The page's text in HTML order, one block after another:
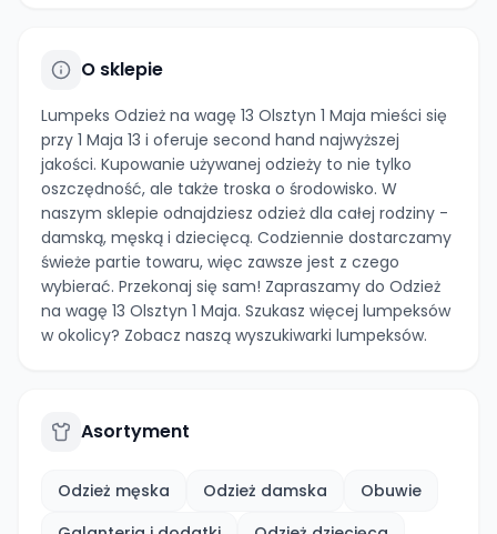
O sklepie
Lumpeks Odzież na wagę 13 Olsztyn 1 Maja mieści się
przy 1 Maja 13 i oferuje second hand najwyższej
jakości. Kupowanie używanej odzieży to nie tylko
oszczędność, ale także troska o środowisko. W
naszym sklepie odnajdziesz odzież dla całej rodziny -
damską, męską i dziecięcą. Codziennie dostarczamy
świeże partie towaru, więc zawsze jest z czego
wybierać. Przekonaj się sam! Zapraszamy do Odzież
na wagę 13 Olsztyn 1 Maja. Szukasz więcej lumpeksów
w okolicy? Zobacz naszą wyszukiwarki lumpeksów.
Asortyment
Odzież męska Odzież damska
Obuwie